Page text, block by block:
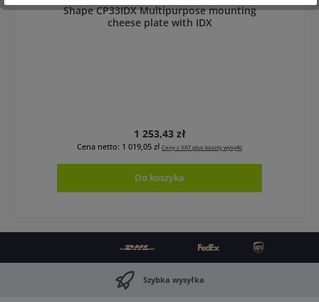
Shape CP33IDX Multipurpose mounting
cheese plate with IDX
Cena regularna:
1 253,43 zł
Cena netto: 1 019,05 zł Ceny z VAT plus koszty wysyłki
Do koszyka
Szybka wysyłka